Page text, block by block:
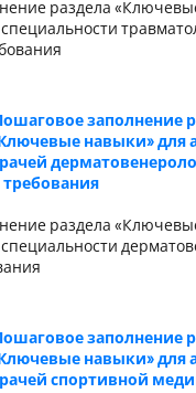
раздела
заполнение
навыки» для
требования
раздела
заполнение
навыки» для
спортивной